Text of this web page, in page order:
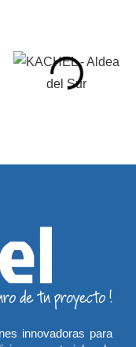
innovadoras para